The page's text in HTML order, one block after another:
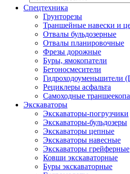
Спецтехника
Грунторезы
Траншейные навески и
Отвалы бульдозерные
Отвалы планировочные
Фрезы дорожные
Буры, ямокопатели
Бетоносмесители
Гидроходоуменьшители
Рециклеры асфальта
Самоходные
Экскаваторы
Экскаваторы-погрузчики
Экскаваторы-бульдозеры
Экскаваторы цепные
Экскаваторы навесные
Экскаваторы грейферные
Ковши экскаваторные
Буры экскаваторные